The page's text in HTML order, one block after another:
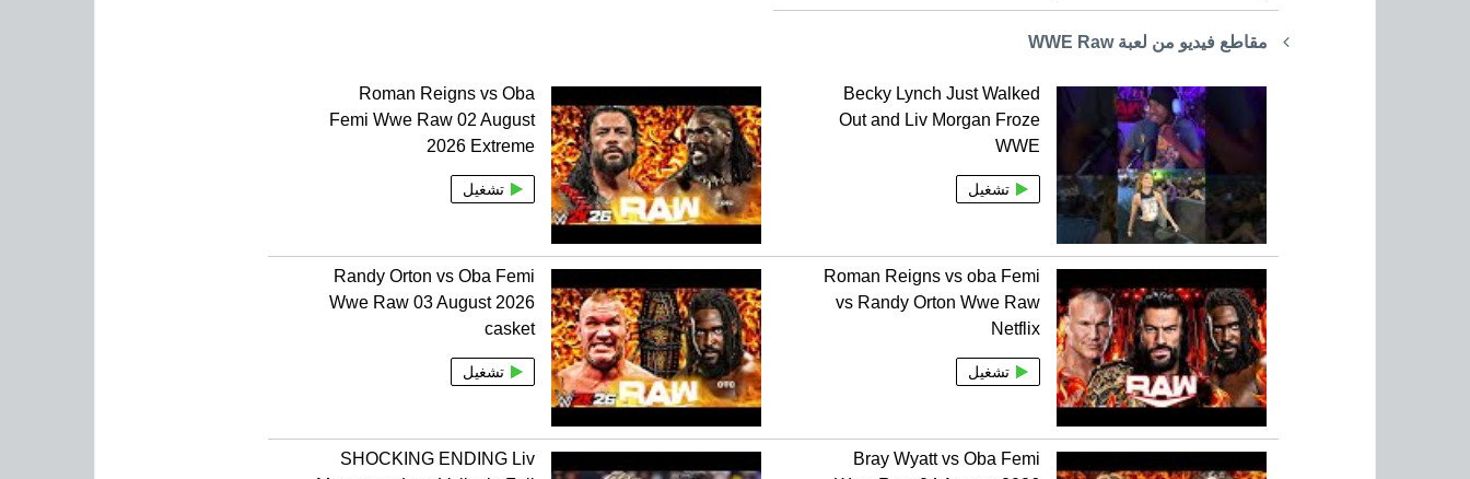
مقاطع فيديو من لعبة WWE Raw
Becky Lynch Just Walked
Out and Liv Morgan Froze
WWE
تشغيل
Roman Reigns vs Oba
Femi Wwe Raw 02 August
2026 Extreme
تشغيل
Roman Reigns vs oba Femi
vs Randy Orton Wwe Raw
Netflix
تشغيل
Randy Orton vs Oba Femi
Wwe Raw 03 August 2026
casket
تشغيل
Bray Wyatt vs Oba Femi
SHOCKING ENDING Liv